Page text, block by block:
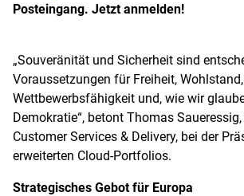
Posteingang. Jetzt anmelden!
„Souveränität und Sicherheit sind
Voraussetzungen für Freiheit,
Wettbewerbsfähigkeit und, wie wir
Demokratie“, betont Thomas
Customer Services & Delivery, bei der
erweiterten Cloud-Portfolios.
Strategisches Gebot für Europa